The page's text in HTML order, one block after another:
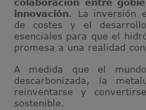
innovación. La inversión
de costes y el
esenciales para que el
promesa a una realidad
A medida que el
descarbonizada, la
reinventarse y
sostenible.